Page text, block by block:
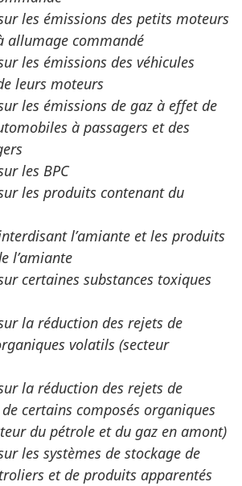
les émissions des petits moteurs
allumage commandé
les émissions des véhicules
leurs moteurs
les émissions de gaz à effet de
à passagers et des
les BPC
les produits contenant du
l’amiante et les produits
l’amiante
certaines substances toxiques
la réduction des rejets de
volatils (secteur
la réduction des rejets de
certains composés organiques
du pétrole et du gaz en amont)
les systèmes de stockage de
et de produits apparentés